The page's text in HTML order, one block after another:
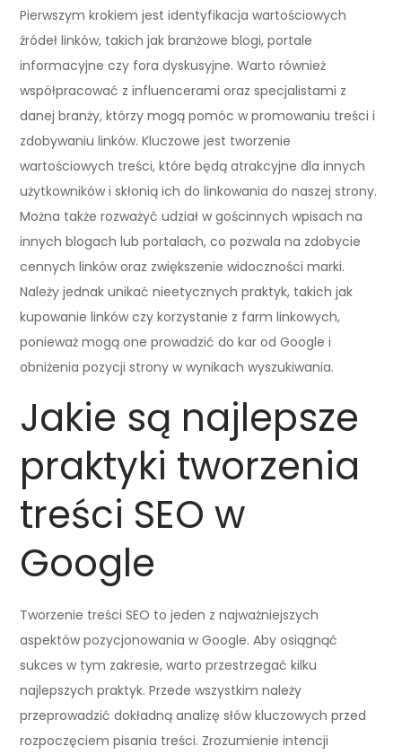
Pierwszym krokiem jest identyfikacja wartościowych
źródeł linków, takich jak branżowe blogi, portale
informacyjne czy fora dyskusyjne. Warto również
współpracować z influencerami oraz specjalistami z
danej branży, którzy mogą pomóc w promowaniu treści i
zdobywaniu linków. Kluczowe jest tworzenie
wartościowych treści, które będą atrakcyjne dla innych
użytkowników i skłonią ich do linkowania do naszej strony.
Można także rozważyć udział w gościnnych wpisach na
innych blogach lub portalach, co pozwala na zdobycie
cennych linków oraz zwiększenie widoczności marki.
Należy jednak unikać nieetycznych praktyk, takich jak
kupowanie linków czy korzystanie z farm linkowych,
ponieważ mogą one prowadzić do kar od Google i
obniżenia pozycji strony w wynikach wyszukiwania.
Jakie są najlepsze
praktyki tworzenia
treści SEO w
Google
Tworzenie treści SEO to jeden z najważniejszych
aspektów pozycjonowania w Google. Aby osiągnąć
sukces w tym zakresie, warto przestrzegać kilku
najlepszych praktyk. Przede wszystkim należy
przeprowadzić dokładną analizę słów kluczowych przed
rozpoczęciem pisania treści. Zrozumienie intencji